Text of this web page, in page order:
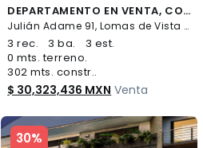
DEPARTAMENTO EN VENTA, COLONIA LOMAS DE VISTA HERMOSA
Julián Adame 91, Lomas de Vista Hermosa, Cuajimalpa de Morelos
3 rec. 3 ba.
3 est.
0 mts. terreno.
302 mts. constr..
$ 30,323,436 MXN Venta
30%
Slide 1 of 5